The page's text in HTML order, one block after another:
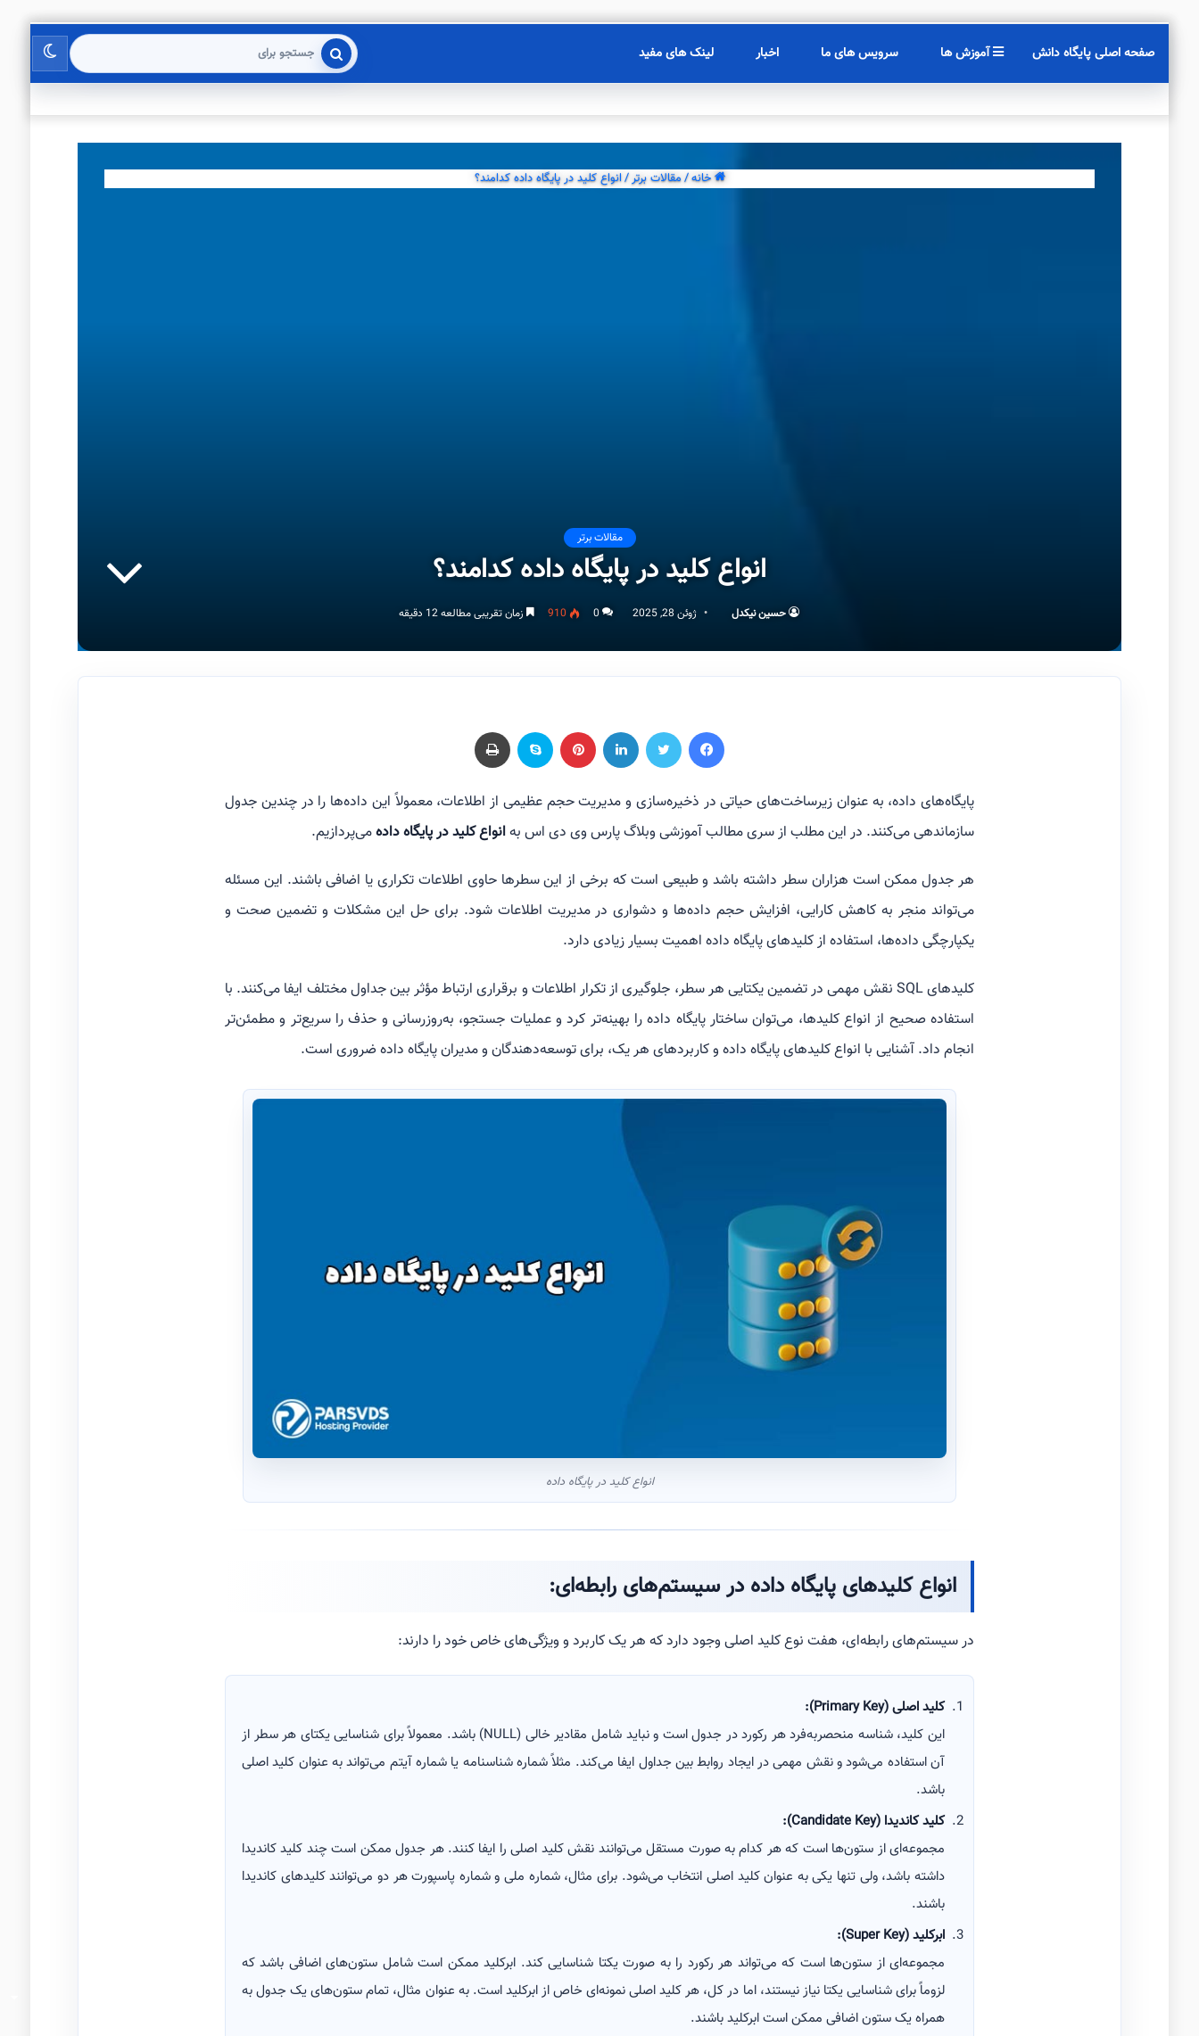
لینک های مفید اخبار سرویس های ما آموزش ها صفحه اصلی پایگاه دانش جستجو
برای
تغییر
پوسته
خانه/مقالات برتر/انواع کلید در پایگاه داده کدامند؟
مقالات برتر
انواع کلید در پایگاه داده کدامند؟
حسین نیکدل ژوئن 28, 2025 0
910 زمان تقریبی مطالعه 12 دقیقه
فیسبوک توییتر لینکداین پینتریست اسکایپ چاپ
پایگاه‌های داده، به عنوان زیرساخت‌های حیاتی در ذخیره‌سازی و مدیریت حجم عظیمی از اطلاعات، معمولاً این داده‌ها را در چندین جدول
سازماندهی می‌کنند. در این مطلب از سری مطالب آموزشی وبلاگ پارس وی دی اس بهانواع کلید در پایگاه دادهمی‌پردازیم.
هر جدول ممکن است هزاران سطر داشته باشد و طبیعی است که برخی از این سطرها حاوی اطلاعات تکراری یا اضافی باشند. این مسئله
می‌تواند منجر به کاهش کارایی، افزایش حجم داده‌ها و دشواری در مدیریت اطلاعات شود. برای حل این مشکلات و تضمین صحت و
یکپارچگی داده‌ها، استفاده از کلیدهای پایگاه داده اهمیت بسیار زیادی دارد.
کلیدهای SQL نقش مهمی در تضمین یکتایی هر سطر، جلوگیری از تکرار اطلاعات و برقراری ارتباط مؤثر بین جداول مختلف ایفا می‌کنند. با
استفاده صحیح از انواع کلیدها، می‌توان ساختار پایگاه داده را بهینه‌تر کرد و عملیات جستجو، به‌روزرسانی و حذف را سریع‌تر و مطمئن‌تر
انجام داد. آشنایی با انواع کلیدهای پایگاه داده و کاربردهای هر یک، برای توسعه‌دهندگان و مدیران پایگاه داده ضروری است.
انواع کلید در پایگاه داده
انواع کلیدهای پایگاه داده در سیستم‌های رابطه‌ای:
در سیستم‌های رابطه‌ای، هفت نوع کلید اصلی وجود دارد که هر یک کاربرد و ویژگی‌های خاص خود را دارند:
کلید اصلی (Primary Key):
این کلید، شناسه منحصربه‌فرد هر رکورد در جدول است و نباید شامل مقادیر خالی (NULL) باشد. معمولاً برای شناسایی یکتای هر سطر از
آن استفاده می‌شود و نقش مهمی در ایجاد روابط بین جداول ایفا می‌کند. مثلاً شماره شناسنامه یا شماره آیتم می‌تواند به عنوان کلید اصلی
باشد.
کلید کاندیدا (Candidate Key):
مجموعه‌ای از ستون‌ها است که هر کدام به صورت مستقل می‌توانند نقش کلید اصلی را ایفا کنند. هر جدول ممکن است چند کلید کاندیدا
داشته باشد، ولی تنها یکی به عنوان کلید اصلی انتخاب می‌شود. برای مثال، شماره ملی و شماره پاسپورت هر دو می‌توانند کلیدهای کاندیدا
باشند.
ابرکلید (Super Key):
مجموعه‌ای از ستون‌ها است که می‌تواند هر رکورد را به صورت یکتا شناسایی کند. ابرکلید ممکن است شامل ستون‌های اضافی باشد که
لزوماً برای شناسایی یکتا نیاز نیستند، اما در کل، هر کلید اصلی نمونه‌ای خاص از ابرکلید است. به عنوان مثال، تمام ستون‌های یک جدول به
همراه یک ستون اضافی ممکن است ابرکلید باشند.